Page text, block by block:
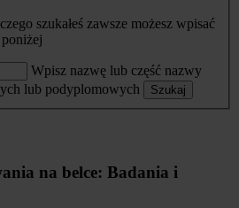
szukałeś zawsze możesz wpisać
Wpisz nazwę lub część nazwy
lub podyplomowych
Szukaj
na belce: Badania i